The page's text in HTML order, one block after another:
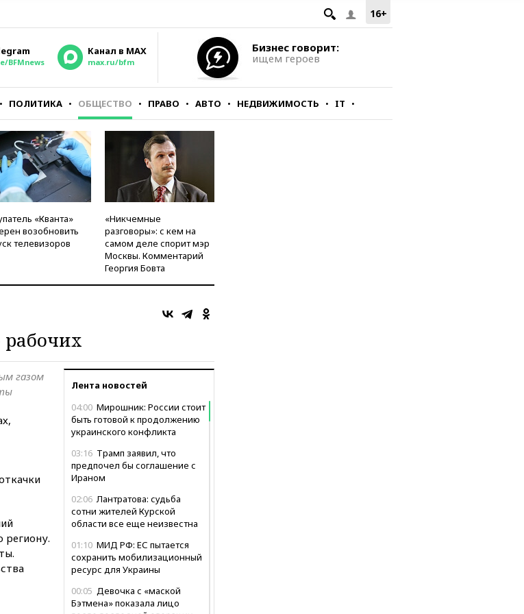
16+
BFMnews
Канал в MAX
max.ru/bfm
Бизнес говорит:
ищем героев
ПОЛИТИКА ОБЩЕСТВО ПРАВО АВТО НЕДВИЖИМОСТЬ IT
«Кванта»
возобновить
телевизоров
«Никчемные
разговоры»: с кем на
самом деле спорит мэр
Москвы. Комментарий
Георгия Бовта
Лента новостей
04:00 Мирошник: России стоит
быть готовой к продолжению
украинского конфликта
03:16 Трамп заявил, что
предпочел бы соглашение с
Ираном
02:06 Лантратова: судьба
сотни жителей Курской
области все еще неизвестна
01:10 МИД РФ: ЕС пытается
сохранить мобилизационный
ресурс для Украины
00:05 Девочка с «маской
Бэтмена» показала лицо
газом
региону.